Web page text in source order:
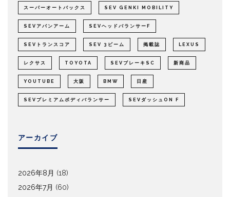
スーパーオートバックス SEV GENKI MOBILITY
SEVアバンアーム SEVヘッドバランサーF
SEVトランスコア SEV 3ビーム 掲載誌 LEXUS
レクサス TOYOTA SEVブレーキSC 新商品
YOUTUBE 大阪 BMW 日産
SEVプレミアムボディバランサー SEVダッシュON F
アーカイブ
2026年8月 (18)
2026年7月 (60)